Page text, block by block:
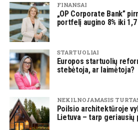
FINANSAI
„OP Corporate Bank”
portfelį augino 8% iki 1,7
STARTUOLIAI
Europos startuolių
stebėtoja, ar laimėtoja?
NEKILNOJAMASIS
Poilsio architektūroje
Lietuva – tarp geriausių